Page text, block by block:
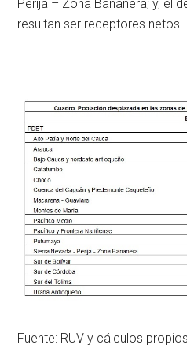
Perijá – Zona Bananera; y, el
resultan ser receptores netos.
Fuente: RUV y cálculos propios.